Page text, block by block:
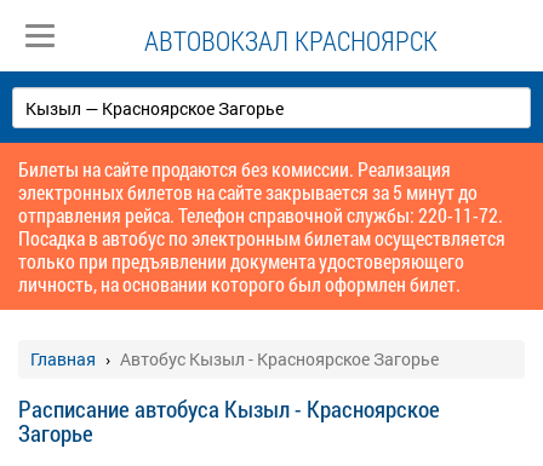
АВТОВОКЗАЛ КРАСНОЯРСК
Билеты на сайте продаются без комиссии. Реализация
электронных билетов на сайте закрывается за 5 минут до
отправления рейса. Телефон справочной службы: 220-11-72.
Посадка в автобус по электронным билетам осуществляется
только при предъявлении документа удостоверяющего
личность, на основании которого был оформлен билет.
Главная Автобус Кызыл - Красноярское Загорье
Расписание автобуса Кызыл - Красноярское
Загорье